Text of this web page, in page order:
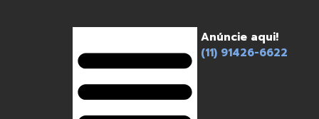
Anúncie aqui!
(11) 91426-6622